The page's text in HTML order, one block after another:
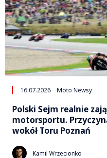
16.07.2026 Moto Newsy
Polski Sejm realnie
motorsportu.
wokół Toru Poznań
Kamil Wrzecionko